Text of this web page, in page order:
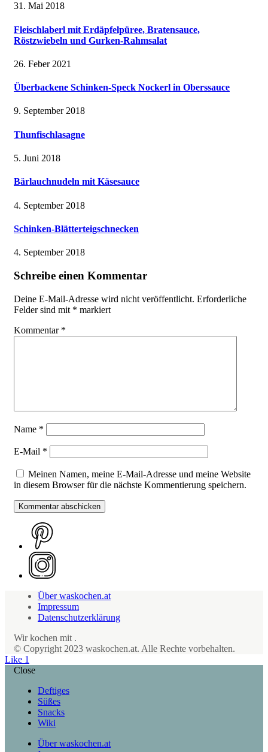
31. Mai 2018
Fleischlaberl mit Erdäpfelpüree, Bratensauce,
Röstzwiebeln und Gurken-Rahmsalat
26. Feber 2021
Überbackene Schinken-Speck Nockerl in Oberssauce
9. September 2018
Thunfischlasagne
5. Juni 2018
Bärlauchnudeln mit Käsesauce
4. September 2018
Schinken-Blätterteigschnecken
4. September 2018
Schreibe einen Kommentar
Deine E-Mail-Adresse wird nicht veröffentlicht. Erforderliche
Felder sind mit * markiert
Kommentar *
Name *
E-Mail *
Meinen Namen, meine E-Mail-Adresse und meine Website
in diesem Browser für die nächste Kommentierung speichern.
Über waskochen.at
Impressum
Datenschutzerklärung
Wir kochen mit .
© Copyright 2023 waskochen.at. Alle Rechte vorbehalten.
Like 1
Close
Deftiges
Süßes
Snacks
Wiki
Über waskochen.at